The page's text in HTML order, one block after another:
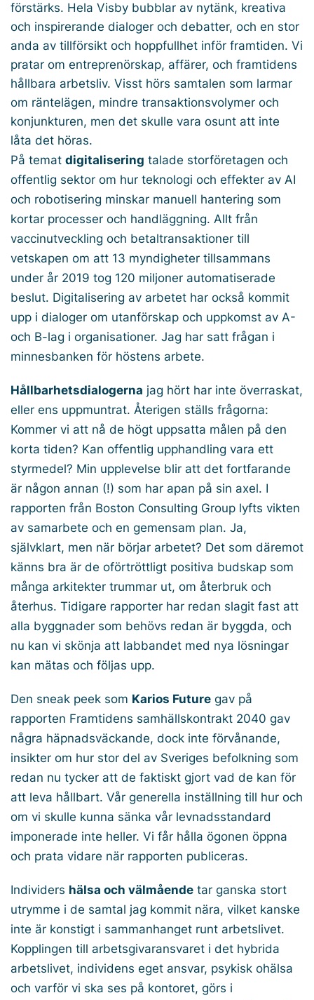
förstärks. Hela Visby bubblar av nytänk, kreativa
och inspirerande dialoger och debatter, och en stor
anda av tillförsikt och hoppfullhet inför framtiden. Vi
pratar om entreprenörskap, affärer, och framtidens
hållbara arbetsliv. Visst hörs samtalen som larmar
om räntelägen, mindre transaktionsvolymer och
konjunkturen, men det skulle vara osunt att inte
låta det höras.
På temat digitalisering talade storföretagen och
offentlig sektor om hur teknologi och effekter av AI
och robotisering minskar manuell hantering som
kortar processer och handläggning. Allt från
vaccinutveckling och betaltransaktioner till
vetskapen om att 13 myndigheter tillsammans
under år 2019 tog 120 miljoner automatiserade
beslut. Digitalisering av arbetet har också kommit
upp i dialoger om utanförskap och uppkomst av A-
och B-lag i organisationer. Jag har satt frågan i
minnesbanken för höstens arbete.
Hållbarhetsdialogerna jag hört har inte överraskat,
eller ens uppmuntrat. Återigen ställs frågorna:
Kommer vi att nå de högt uppsatta målen på den
korta tiden? Kan offentlig upphandling vara ett
styrmedel? Min upplevelse blir att det fortfarande
är någon annan (!) som har apan på sin axel. I
rapporten från Boston Consulting Group lyfts vikten
av samarbete och en gemensam plan. Ja,
självklart, men när börjar arbetet? Det som däremot
känns bra är de oförtröttligt positiva budskap som
många arkitekter trummar ut, om återbruk och
återhus. Tidigare rapporter har redan slagit fast att
alla byggnader som behövs redan är byggda, och
nu kan vi skönja att labbandet med nya lösningar
kan mätas och följas upp.
Den sneak peek som Karios Future gav på
rapporten Framtidens samhällskontrakt 2040 gav
några häpnadsväckande, dock inte förvånande,
insikter om hur stor del av Sveriges befolkning som
redan nu tycker att de faktiskt gjort vad de kan för
att leva hållbart. Vår generella inställning till hur och
om vi skulle kunna sänka vår levnadsstandard
imponerade inte heller. Vi får hålla ögonen öppna
och prata vidare när rapporten publiceras.
Individers hälsa och välmående tar ganska stort
utrymme i de samtal jag kommit nära, vilket kanske
inte är konstigt i sammanhanget runt arbetslivet.
Kopplingen till arbetsgivaransvaret i det hybrida
arbetslivet, individens eget ansvar, psykisk ohälsa
och varför vi ska ses på kontoret, görs i